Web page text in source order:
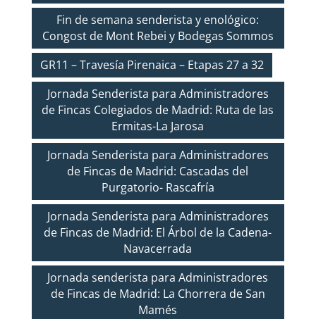
Fin de semana senderista y enológico:
Congost de Mont Rebei y Bodegas Sommos
GR11 – Travesía Pirenaica – Etapas 27 a 32
Jornada Senderista para Administradores
de Fincas Colegiados de Madrid: Ruta de las
Ermitas-La Jarosa
Jornada Senderista para Administradores
de Fincas de Madrid: Cascadas del
Purgatorio- Rascafría
Jornada Senderista para Administradores
de Fincas de Madrid: El Árbol de la Cadena-
Navacerrada
Jornada senderista para Administradores
de Fincas de Madrid: La Chorrera de San
Mamés